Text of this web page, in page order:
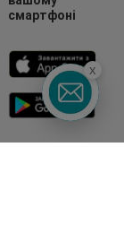
смартфоні
x